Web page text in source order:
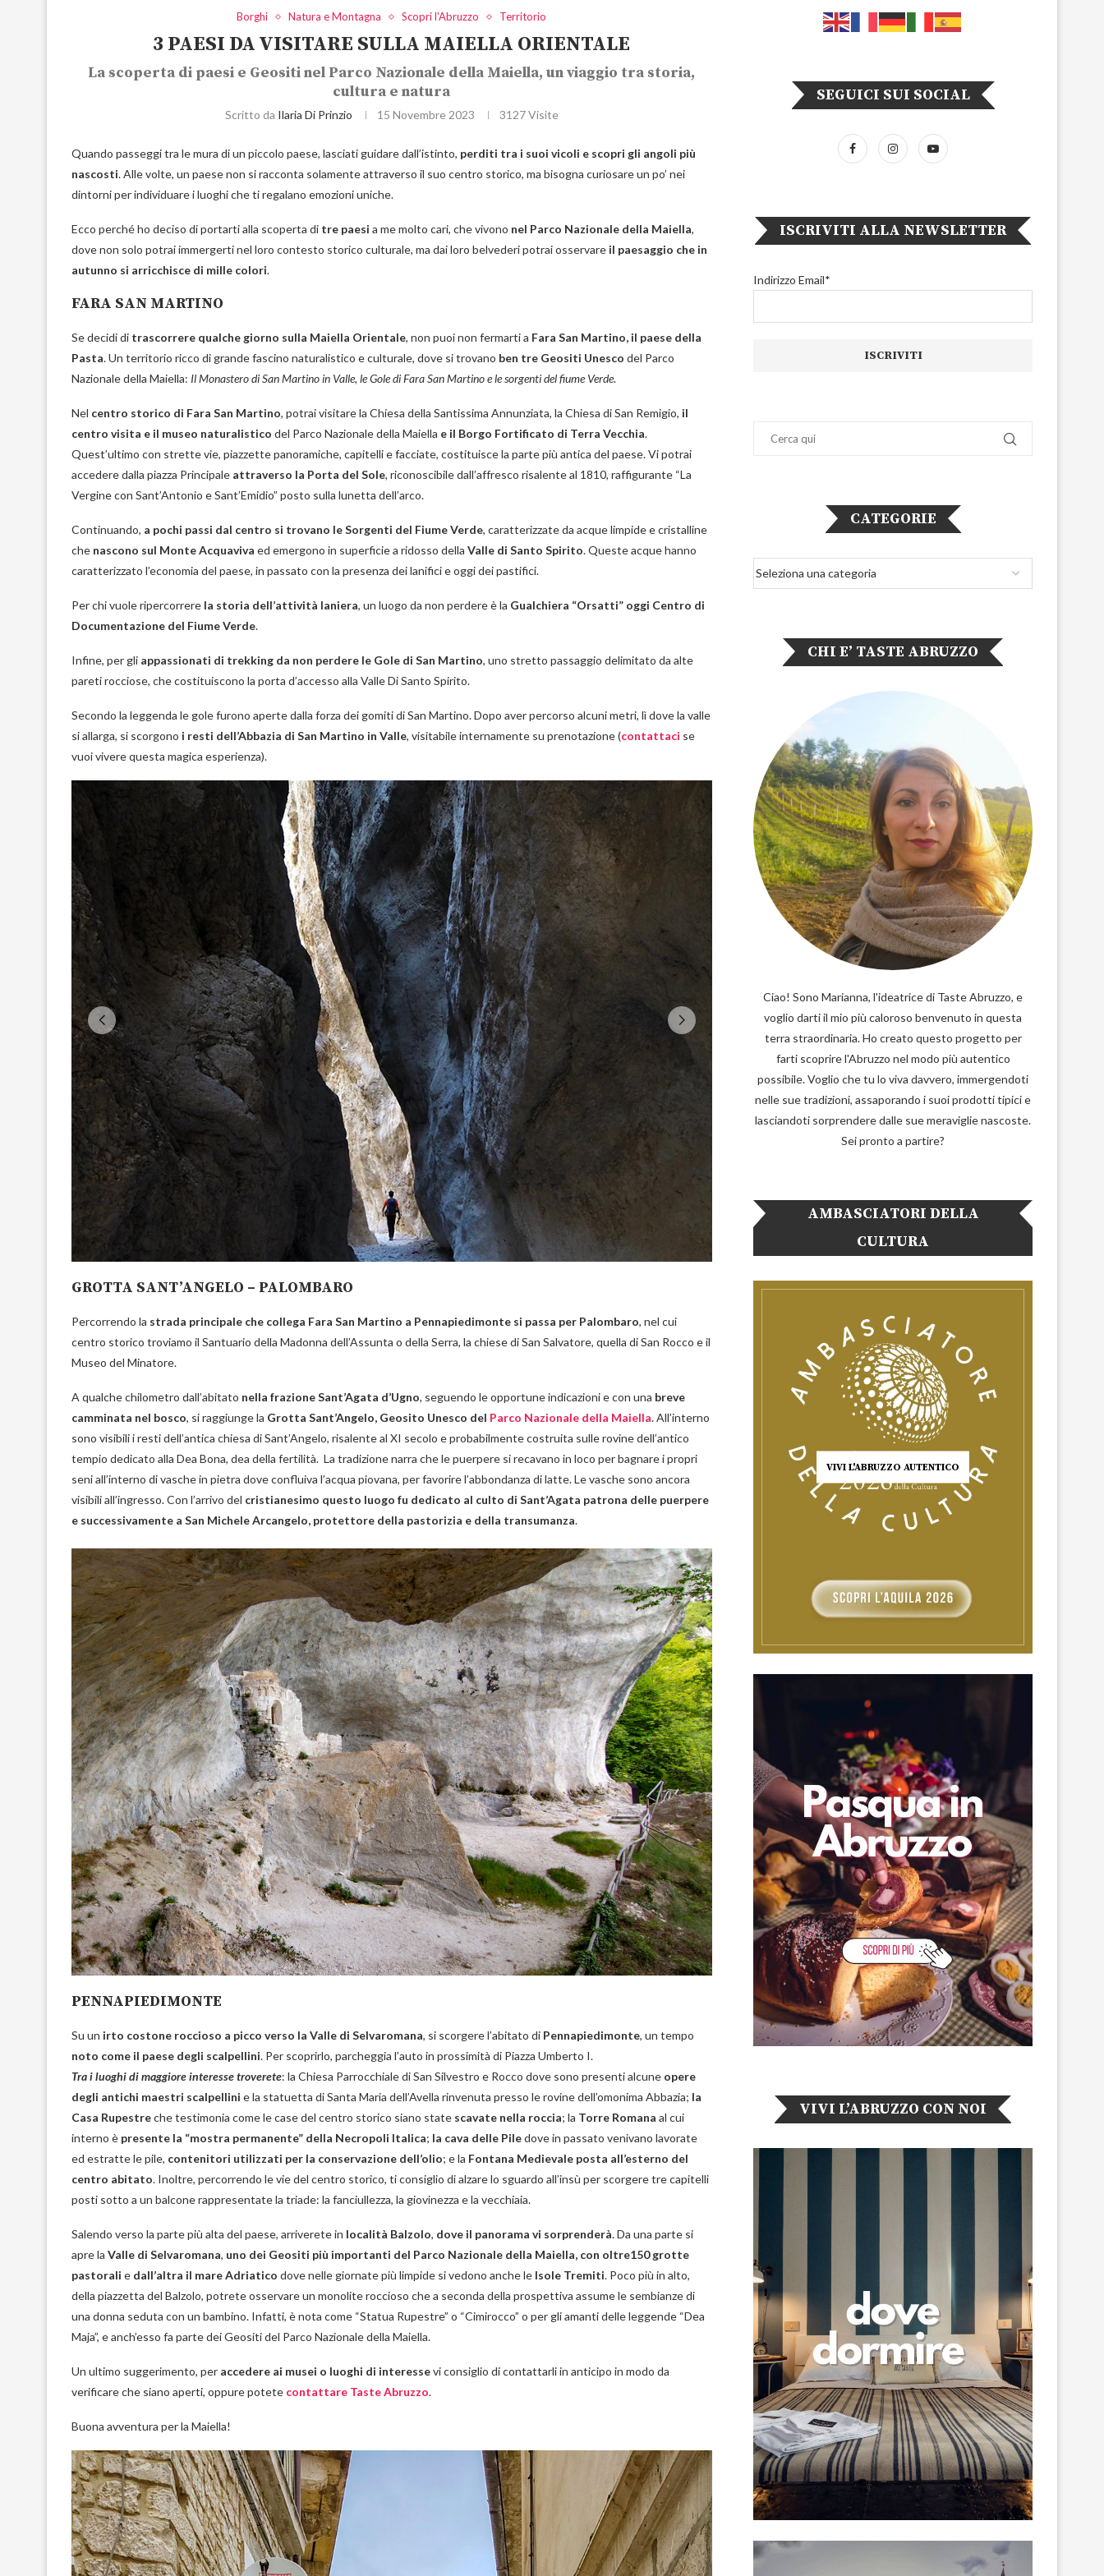
Borghi Natura e Montagna Scopri l'Abruzzo Territorio
3 PAESI DA VISITARE SULLA MAIELLA ORIENTALE
La scoperta di paesi e Geositi nel Parco Nazionale della Maiella, un viaggio tra storia,
cultura e natura
Scritto da Ilaria Di Prinzio 15 Novembre 2023 3127Visite
Quando passeggi tra le mura di un piccolo paese, lasciati guidare dall’istinto, perditi tra i suoi vicoli e scopri gli angoli più
nascosti. Alle volte, un paese non si racconta solamente attraverso il suo centro storico, ma bisogna curiosare un po’ nei
dintorni per individuare i luoghi che ti regalano emozioni uniche.
Ecco perché ho deciso di portarti alla scoperta di tre paesi a me molto cari, che vivono nel Parco Nazionale della Maiella,
dove non solo potrai immergerti nel loro contesto storico culturale, ma dai loro belvederi potrai osservare il paesaggio che in
autunno si arricchisce di mille colori.
FARA SAN MARTINO
Se decidi di trascorrere qualche giorno sulla Maiella Orientale, non puoi non fermarti a Fara San Martino, il paese della
Pasta. Un territorio ricco di grande fascino naturalistico e culturale, dove si trovano ben tre Geositi Unesco del Parco
Nazionale della Maiella: Il Monastero di San Martino in Valle, le Gole di Fara San Martino e le sorgenti del fiume Verde.
Nel centro storico di Fara San Martino, potrai visitare la Chiesa della Santissima Annunziata, la Chiesa di San Remigio, il
centro visita e il museo naturalistico del Parco Nazionale della Maiella e il Borgo Fortificato di Terra Vecchia.
Quest’ultimo con strette vie, piazzette panoramiche, capitelli e facciate, costituisce la parte più antica del paese. Vi potrai
accedere dalla piazza Principale attraverso la Porta del Sole, riconoscibile dall’affresco risalente al 1810, raffigurante “La
Vergine con Sant’Antonio e Sant’Emidio” posto sulla lunetta dell’arco.
Continuando, a pochi passi dal centro si trovano le Sorgenti del Fiume Verde, caratterizzate da acque limpide e cristalline
che nascono sul Monte Acquaviva ed emergono in superficie a ridosso della Valle di Santo Spirito. Queste acque hanno
caratterizzato l’economia del paese, in passato con la presenza dei lanifici e oggi dei pastifici.
Per chi vuole ripercorrere la storia dell’attività laniera, un luogo da non perdere è la Gualchiera “Orsatti” oggi Centro di
Documentazione del Fiume Verde.
Infine, per gli appassionati di trekking da non perdere le Gole di San Martino, uno stretto passaggio delimitato da alte
pareti rocciose, che costituiscono la porta d’accesso alla Valle Di Santo Spirito.
Secondo la leggenda le gole furono aperte dalla forza dei gomiti di San Martino. Dopo aver percorso alcuni metri, lì dove la valle
si allarga, si scorgono i resti dell’Abbazia di San Martino in Valle, visitabile internamente su prenotazione (contattaci se
vuoi vivere questa magica esperienza).
GROTTA SANT’ANGELO – PALOMBARO
Percorrendo la strada principale che collega Fara San Martino a Pennapiedimonte si passa per Palombaro, nel cui
centro storico troviamo il Santuario della Madonna dell’Assunta o della Serra, la chiese di San Salvatore, quella di San Rocco e il
Museo del Minatore.
A qualche chilometro dall’abitato nella frazione Sant’Agata d’Ugno, seguendo le opportune indicazioni e con una breve
camminata nel bosco, si raggiunge la Grotta Sant’Angelo, Geosito Unesco del Parco Nazionale della Maiella. All’interno
sono visibili i resti dell’antica chiesa di Sant’Angelo, risalente al XI secolo e probabilmente costruita sulle rovine dell’antico
tempio dedicato alla Dea Bona, dea della fertilità. La tradizione narra che le puerpere si recavano in loco per bagnare i propri
seni all’interno di vasche in pietra dove confluiva l’acqua piovana, per favorire l’abbondanza di latte. Le vasche sono ancora
visibili all’ingresso. Con l’arrivo del cristianesimo questo luogo fu dedicato al culto di Sant’Agata patrona delle puerpere
e successivamente a San Michele Arcangelo, protettore della pastorizia e della transumanza.
PENNAPIEDIMONTE
Su un irto costone roccioso a picco verso la Valle di Selvaromana, si scorgere l’abitato di Pennapiedimonte, un tempo
noto come il paese degli scalpellini. Per scoprirlo, parcheggia l’auto in prossimità di Piazza Umberto I.
Tra i luoghi di maggiore interesse troverete: la Chiesa Parrocchiale di San Silvestro e Rocco dove sono presenti alcune opere
degli antichi maestri scalpellini e la statuetta di Santa Maria dell’Avella rinvenuta presso le rovine dell’omonima Abbazia; la
Casa Rupestreche testimonia come le case del centro storico siano state scavate nella roccia; la Torre Romana al cui
interno è presente la “mostra permanente” della Necropoli Italica; la cava delle Piledove in passato venivano lavorate
ed estratte le pile, contenitori utilizzati per la conservazione dell’olio; e la Fontana Medievale posta all’esterno del
centro abitato. Inoltre, percorrendo le vie del centro storico, ti consiglio di alzare lo sguardo all’insù per scorgere tre capitelli
posti sotto a un balcone rappresentate la triade: la fanciullezza, la giovinezza e la vecchiaia.
Salendo verso la parte più alta del paese, arriverete in località Balzolo, dove il panorama vi sorprenderà.Da una parte si
apre la Valle di Selvaromana, uno dei Geositi più importanti del Parco Nazionale della Maiella, con oltre150 grotte
pastorali e dall’altra il mare Adriatico dove nelle giornate più limpide si vedono anche le Isole Tremiti. Poco più in alto,
della piazzetta del Balzolo, potrete osservare un monolite roccioso che a seconda della prospettiva assume le sembianze di
una donna seduta con un bambino. Infatti, è nota come “Statua Rupestre” o “Cimirocco” o per gli amanti delle leggende “Dea
Maja”, e anch’esso fa parte dei Geositi del Parco Nazionale della Maiella.
Un ultimo suggerimento, per accedere ai musei o luoghi di interessevi consiglio di contattarli in anticipo in modo da
verificare che siano aperti, oppure potete contattare Taste Abruzzo.
Buona avventura per la Maiella!
SEGUICI SUI SOCIAL
ISCRIVITI ALLA NEWSLETTER
Indirizzo Email*
CATEGORIE
CHI E’ TASTE ABRUZZO
Ciao! Sono Marianna, l'ideatrice di Taste Abruzzo, e
voglio darti il mio più caloroso benvenuto in questa
terra straordinaria. Ho creato questo progetto per
farti scoprire l'Abruzzo nel modo più autentico
possibile. Voglio che tu lo viva davvero, immergendoti
nelle sue tradizioni, assaporando i suoi prodotti tipici e
lasciandoti sorprendere dalle sue meraviglie nascoste.
Sei pronto a partire?
AMBASCIATORI DELLA
CULTURA
VIVI L'ABRUZZO AUTENTICO
VIVI L’ABRUZZO CON NOI